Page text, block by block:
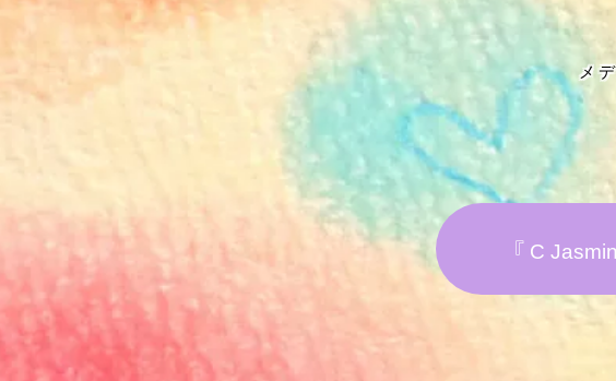
Cジ
ク集
プロ
アロ
おす
★スペ
メ
『 C